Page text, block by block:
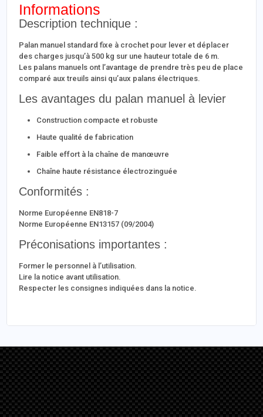
Informations
Description technique :
Palan manuel standard fixe à crochet pour lever et déplacer
des charges jusqu’à 500 kg sur une hauteur totale de 6 m.
Les palans manuels ont l’avantage de prendre très peu de place
comparé aux treuils ainsi qu’aux palans électriques.
Les avantages du palan manuel à levier
Construction compacte et robuste
Haute qualité de fabrication
Faible effort à la chaîne de manœuvre
Chaîne haute résistance électrozinguée
Conformités :
Norme Européenne EN818-7
Norme Européenne EN13157 (09/2004)
Préconisations importantes :
Former le personnel à l’utilisation.
Lire la notice avant utilisation.
Respecter les consignes indiquées dans la notice.